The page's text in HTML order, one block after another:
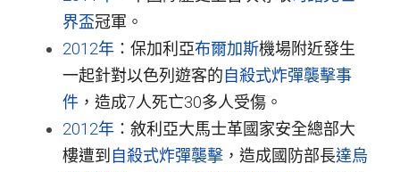
界盃冠軍。
2012年 ：保加利亞布爾加斯機場附近發生
一起針對以色列遊客的自殺式炸彈襲擊事
件 ，造成7人死亡30多人受傷。
2012年 ：敘利亞大馬士革國家安全總部大
樓遭到 自殺式炸彈襲擊 ，造成國防部長達烏